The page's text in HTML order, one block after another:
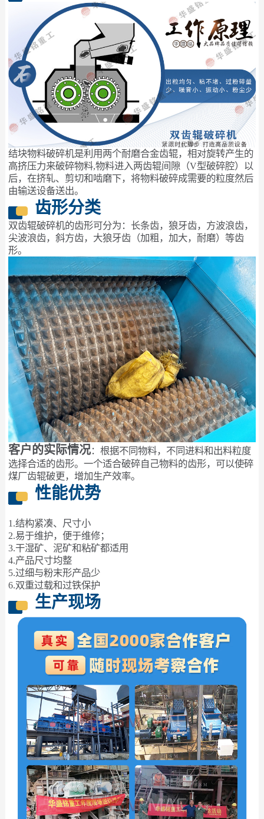
结块物料破碎机是利用两个耐磨合金齿辊，相对旋转产生的
高挤压力来破碎物料,物料进入两齿辊间隙（V型破碎腔）以
后，在挤轧、剪切和啮磨下，将物料破碎成需要的粒度然后
由输送设备送出。
齿形分类
双齿辊破碎机的齿形可分为：长条齿，狼牙齿，方波浪齿，
尖波浪齿，斜方齿，大狼牙齿（加粗，加大，耐磨）等齿
形。
客户的实际情况：根据不同物料，不同进料和出料粒度
选择合适的齿形。一个适合破碎自己物料的齿形，可以使碎
煤厂齿辊破更，增加生产效率。
性能优势
1.结构紧凑、尺寸小
2.易于维护，便于维修；
3.干湿矿、泥矿和粘矿都适用
4.产品尺寸均整
5.过细与粉末形产品少
6.双重过载和过铁保护
生产现场